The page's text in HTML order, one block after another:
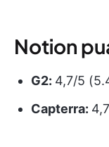
Notion
G2: 4,7/5
Capterra: